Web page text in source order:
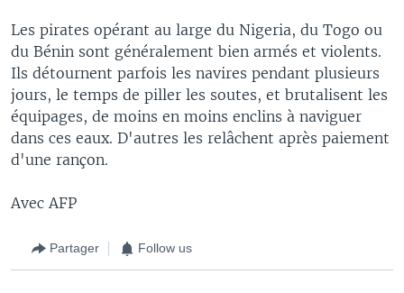
Les pirates opérant au large du Nigeria, du Togo ou
du Bénin sont généralement bien armés et violents.
Ils détournent parfois les navires pendant plusieurs
jours, le temps de piller les soutes, et brutalisent les
équipages, de moins en moins enclins à naviguer
dans ces eaux. D'autres les relâchent après paiement
d'une rançon.
Avec AFP
Partager Follow us